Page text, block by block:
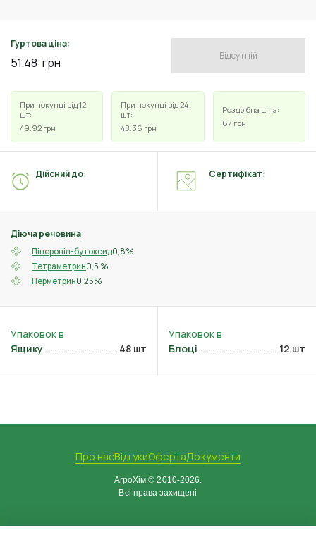
Гуртова ціна:
51.48 грн Відсутній
При покупці від 12
шт:
49.92 грн
При покупці від 24
шт:
48.36 грн
Роздрібна ціна:
67 грн
Діюча речовина
Піпероніл-бутоксид0,8%
Тетраметрин0,5 %
Перметрин0,25%
Дійсний до: Сертифікат:
Ящику 48 шт Блоці 12 шт
Про насВідгукиОфертаДокументи
АгроХім © 2010-2026.
Всі права захищені